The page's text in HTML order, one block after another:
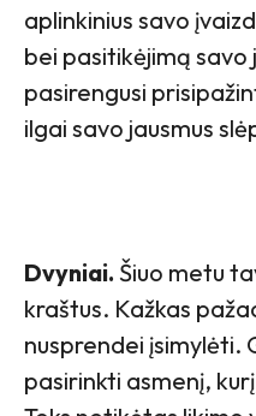
aplinkinius savo
bei pasitikėjimą savo
pasirengusi
ilgai savo jausmus
Dvyniai. Šiuo metu
kraštus. Kažkas
nusprendei įsimylėti.
pasirinkti asmenį,